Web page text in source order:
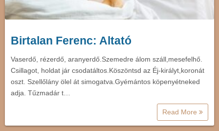
Birtalan Ferenc: Altató
Vaserdő, rézerdő, aranyerdő.Szemedre álom száll,mesefelhő.
Csillagot, holdat jár csodatáltos.Köszöntsd az Éj-királyt,koronát
oszt. Szellőlány ölel át simogatva.Gyémántos köpenyétneked
adja. Tűzmadár t…
Read More